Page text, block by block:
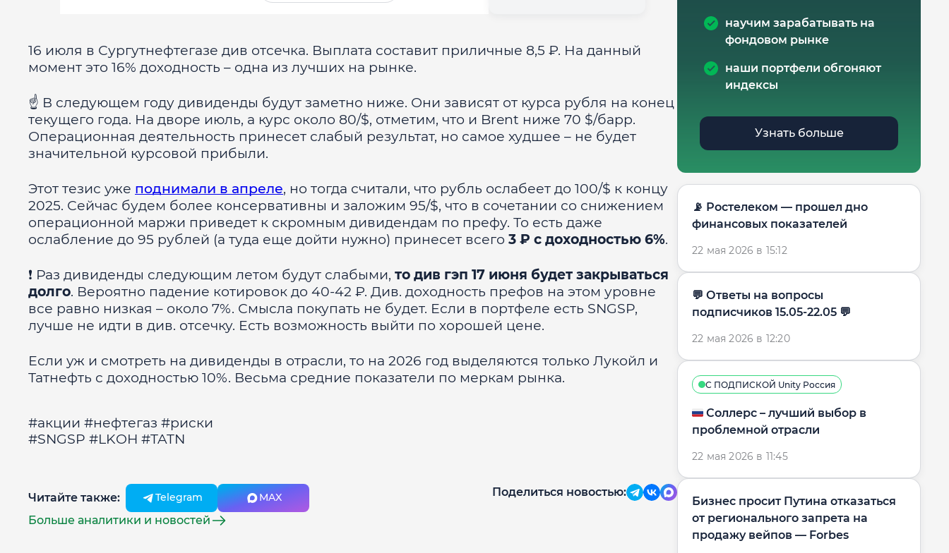
16 июля в Сургутнефтегазе див отсечка. Выплата составит приличные 8,5 ₽. На данный
момент это 16% доходность – одна из лучших на рынке.
☝ ️ В следующем году дивиденды будут заметно ниже. Они зависят от курса рубля на конец
текущего года. На дворе июль, а курс около 80/$, отметим, что и Brent ниже 70 $/барр.
Операционная деятельность принесет слабый результат, но самое худшее – не будет
значительной курсовой прибыли.
Этот тезис уже поднимали в апреле, но тогда считали, что рубль ослабеет до 100/$ к концу
2025. Сейчас будем более консервативны и заложим 95/$, что в сочетании со снижением
операционной маржи приведет к скромным дивидендам по префу. То есть даже
ослабление до 95 рублей (а туда еще дойти нужно) принесет всего 3 ₽ с доходностью 6%.
❗ ️ Раз дивиденды следующим летом будут слабыми, то див гэп 17 июня будет закрываться
долго. Вероятно падение котировок до 40-42 ₽. Див. доходность префов на этом уровне
все равно низкая – около 7%. Смысла покупать не будет. Если в портфеле есть SNGSP,
лучше не идти в див. отсечку. Есть возможность выйти по хорошей цене.
Если уж и смотреть на дивиденды в отрасли, то на 2026 год выделяются только Лукойл и
Татнефть с доходностью 10%. Весьма средние показатели по меркам рынка.
#акции #нефтегаз #риски
#SNGSP #LKOH #TATN
Читайте также: Telegram MAX
Больше аналитики и новостей
Поделиться новостью:
научим зарабатывать на
фондовом рынке
наши портфели обгоняют
индексы
Узнать больше
📡 Ростелеком — прошел дно
финансовых показателей
22 мая 2026 в 15:12
​​💬 Ответы на вопросы
подписчиков 15.05-22.05 💬
22 мая 2026 в 12:20
С ПОДПИСКОЙ Unity Россия
🇷🇺 Соллерс – лучший выбор в
проблемной отрасли
22 мая 2026 в 11:45
Бизнес просит Путина отказаться
от регионального запрета на
продажу вейпов — Forbes